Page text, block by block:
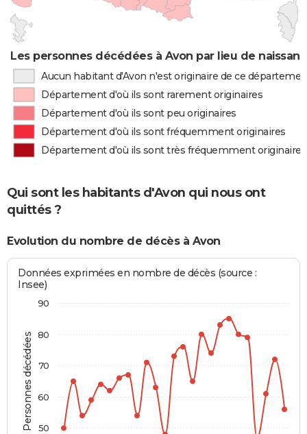
Les personnes décédées à Avon par lieu de
Aucun habitant d'Avon n'est originaire de ce
Département d'où ils sont rarement originaires
Département d'où ils sont peu originaires
Département d'où ils sont fréquemment originaires
Département d'où ils sont très fréquemment originaires
Qui sont les habitants d'Avon qui nous ont
quittés ?
Evolution du nombre de décès à Avon
Personnes décédées
Données exprimées en nombre de décès (source :
Insee)
50
60
70
80
90